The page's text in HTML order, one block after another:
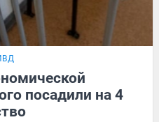
посадили на 4